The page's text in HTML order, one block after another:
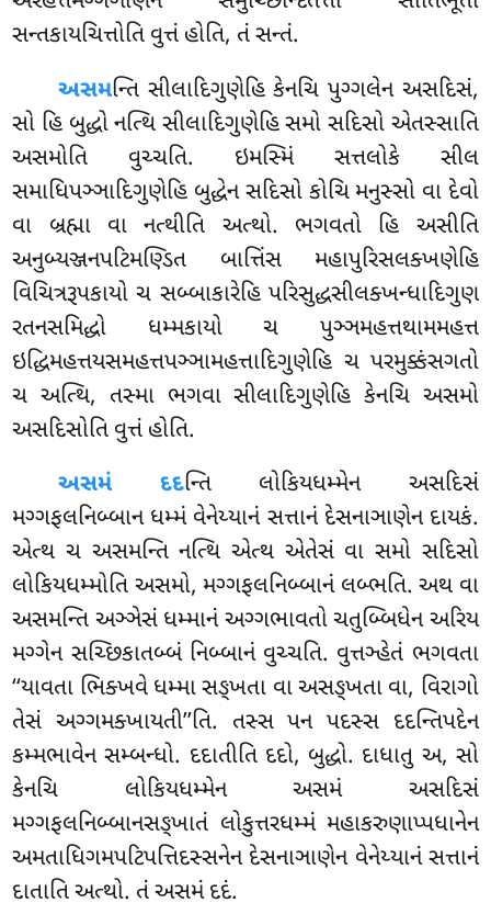
સન્તકાયચિત્તોતિ વુત્તં હોતિ, તં સન્તં.
અસમન્તિ સીલાદિગુણેહિ કેનચિ પુગ્ગલેન અસદિસં,
સો હિ બુદ્ધો નત્થિ સીલાદિગુણેહિ સમો સદિસો એતસ્સાતિ
અસમોતિ વુચ્ચતિ. ઇમસ્મિં સત્તલોકે સીલ
સમાધિપઞ્ઞાદિગુણેહિ બુદ્ધેન સદિસો કોચિ મનુસ્સો વા દેવો
વા બ્રહ્મા વા નત્થીતિ અત્થો. ભગવતો હિ અસીતિ
અનુબ્યઞ્જનપટિમણ્ડિત બાત્તિંસ મહાપુરિસલક્ખણેહિ
વિચિત્રરૂપકાયો ચ સબ્બાકારેહિ પરિસુદ્ધસીલક્ખન્ધાદિગુણ
રતનસમિદ્ધો ધમ્મકાયો ચ પુઞ્ઞમહત્તથામમહત્ત
ઇદ્ધિમહત્તયસમહત્તપઞ્ઞામહત્તાદિગુણેહિ ચ પરમુક્કંસગતો
ચ અત્થિ, તસ્મા ભગવા સીલાદિગુણેહિ કેનચિ અસમો
અસદિસોતિ વુત્તં હોતિ.
અસમં દદન્તિ લોકિયધમ્મેન અસદિસં
મગ્ગફલનિબ્બાન ધમ્મં વેનેય્યાનં સત્તાનં દેસનાઞાણેન દાયકં.
એત્થ ચ અસમન્તિ નત્થિ એત્થ એતેસં વા સમો સદિસો
લોકિયધમ્મોતિ અસમો, મગ્ગફલનિબ્બાનં લબ્ભતિ. અથ વા
અસમન્તિ અઞ્ઞેસં ધમ્માનં અગ્ગભાવતો ચતુબ્બિધેન અરિય
મગ્ગેન સચ્છિકાતબ્બં નિબ્બાનં વુચ્ચતિ. વુત્તઞ્હેતં ભગવતા
‘‘યાવતા ભિક્ખવે ધમ્મા સઙ્ખતા વા અસઙ્ખતા વા, વિરાગો
તેસં અગ્ગમક્ખાયતી’’તિ. તસ્સ પન પદસ્સ દદન્તિપદેન
કમ્મભાવેન સમ્બન્ધો. દદાતીતિ દદો, બુદ્ધો. દાધાતુ અ, સો
કેનચિ લોકિયધમ્મેન અસમં અસદિસં
મગ્ગફલનિબ્બાનસઙ્ખાતં લોકુત્તરધમ્મં મહાકરુણાપ્પધાનેન
અમતાધિગમપટિપત્તિદસ્સનેન દેસનાઞાણેન વેનેય્યાનં સત્તાનં
દાતાતિ અત્થો. તં અસમં દદં.